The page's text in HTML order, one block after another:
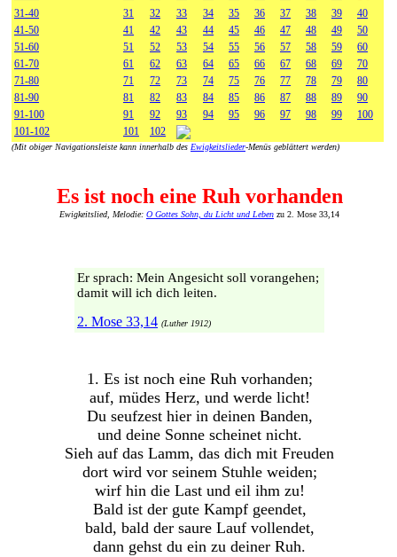
31-40 31 32 33 34 35 36 37 38 39
40
41-50
41 42 43 44 45 46 47 48 49
50
51-60
51 52 53 54 55 56 57 58 59
60
61-70
61 62 63 64 65 66 67 68 69
70
71-80
71 72 73 74 75 76 77 78 79
80
81-90
81 82 83 84 85 86 87 88 89
90
91-100
91 92 93 94 95 96 97 98 99
100
101-102
101 102
(Mit obiger Navigationsleiste kann innerhalb des Ewigkeitslieder-Menüs geblättert werden)
Es ist noch eine Ruh vorhanden
Ewigkeitslied, Melodie: O Gottes Sohn, du Licht und Leben zu 2. Mose 33,14
Er sprach: Mein Angesicht soll vorangehen;
damit will ich dich leiten.
2. Mose 33,14 (Luther 1912)
1. Es ist noch eine Ruh vorhanden;
auf, müdes Herz, und werde licht!
Du seufzest hier in deinen Banden,
und deine Sonne scheinet nicht.
Sieh auf das Lamm, das dich mit Freuden
dort wird vor seinem Stuhle weiden;
wirf hin die Last und eil ihm zu!
Bald ist der gute Kampf geendet,
bald, bald der saure Lauf vollendet,
dann gehst du ein zu deiner Ruh.